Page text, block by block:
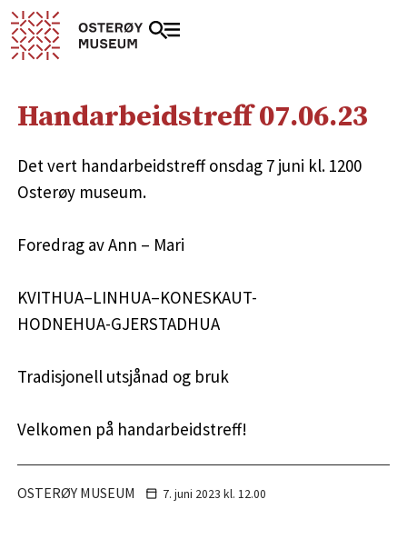
Handarbeidstreff 07.06.23
Det vert handarbeidstreff onsdag 7 juni kl. 1200
Osterøy museum.
Foredrag av Ann – Mari
KVITHUA–LINHUA–KONESKAUT-
HODNEHUA-GJERSTADHUA
Tradisjonell utsjånad og bruk
Velkomen på handarbeidstreff!
OSTERØY MUSEUM 7. juni 2023 kl. 12.00